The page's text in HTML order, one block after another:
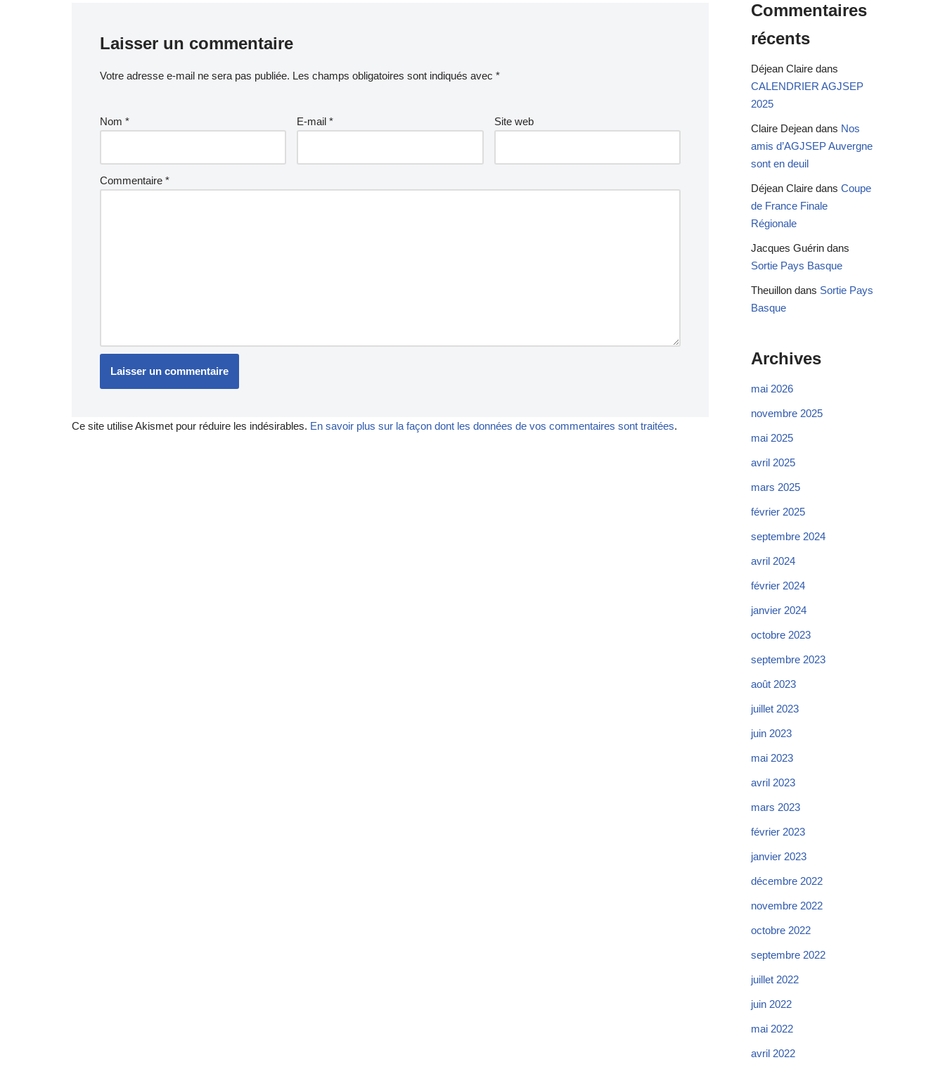
Laisser un commentaire
Votre adresse e-mail ne sera pas publiée. Les champs obligatoires sont indiqués avec *
Nom * E-mail* Site web
Commentaire *
Ce site utilise Akismet pour réduire les indésirables. En savoir plus sur la façon dont les données de vos commentaires sont traitées.
Commentaires
récents
Déjean Claire dans
CALENDRIER AGJSEP
2025
Claire Dejean dans Nos
amis d’AGJSEP Auvergne
sont en deuil
Déjean Claire dans Coupe
de France Finale
Régionale
Jacques Guérin dans
Sortie Pays Basque
Theuillon dans Sortie Pays
Basque
Archives
mai 2026
novembre 2025
mai 2025
avril 2025
mars 2025
février 2025
septembre 2024
avril 2024
février 2024
janvier 2024
octobre 2023
septembre 2023
août 2023
juillet 2023
juin 2023
mai 2023
avril 2023
mars 2023
février 2023
janvier 2023
décembre 2022
novembre 2022
octobre 2022
septembre 2022
juillet 2022
juin 2022
mai 2022
avril 2022